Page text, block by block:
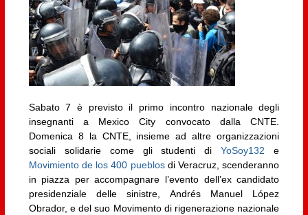
Sabato 7 è previsto il primo incontro nazionale degli
insegnanti a Mexico City convocato dalla CNTE.
Domenica 8 la CNTE, insieme ad altre organizzazioni
sociali solidarie come gli studenti diYoSoy132 e
Movimiento de los 400 pueblosdi Veracruz, scenderanno
in piazza per accompagnare l’evento dell’ex candidato
presidenziale delle sinistre, Andrés Manuel López
Obrador, e del suo Movimento di rigenerazione nazionale